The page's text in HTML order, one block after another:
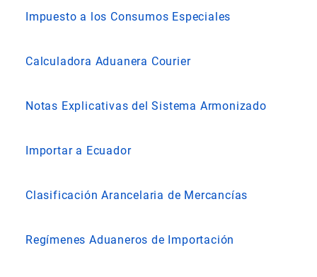
Impuesto a los Consumos Especiales
Calculadora Aduanera Courier
Notas Explicativas del Sistema Armonizado
Importar a Ecuador
Clasificación Arancelaria de Mercancías
Regímenes Aduaneros de Importación